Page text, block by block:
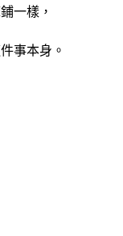
一樣，
事本身。